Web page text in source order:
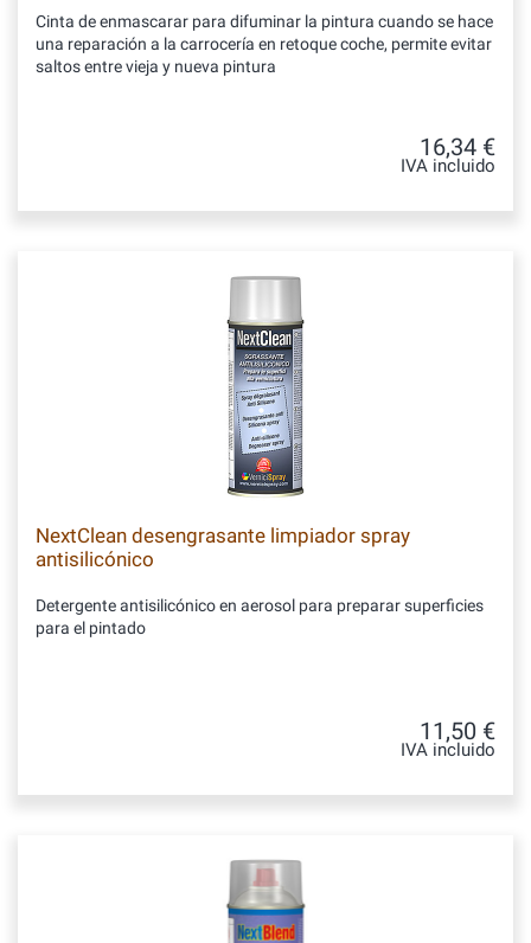
Cinta de enmascarar para difuminar la pintura cuando se hace
una reparación a la carrocería en retoque coche, permite evitar
saltos entre vieja y nueva pintura
16,34 €
IVA incluido
NextClean desengrasante limpiador spray
antisilicónico
Detergente antisilicónico en aerosol para preparar superficies
para el pintado
11,50 €
IVA incluido